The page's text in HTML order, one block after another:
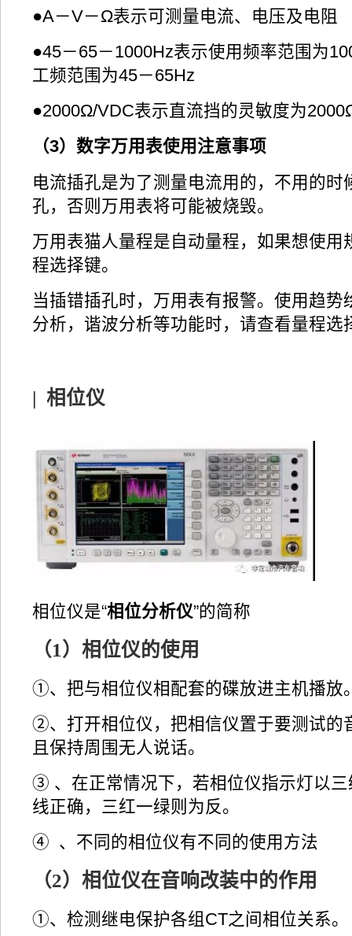
●A－V－Ω表示可测量电流、电压及电阻
●45－65－1000Hz表示使用频率范围为
工频范围为45－65Hz
●2000Ω/VDC表示直流挡的灵敏度为
（3）数字万用表使用注意事项
电流插孔是为了测量电流用的，不用的时
孔，否则万用表将可能被烧毁。
万用表猫人量程是自动量程，如果想使用
程选择键。
当插错插孔时，万用表有报警。使用趋势
分析，谐波分析等功能时，请查看量程选
| 相位仪
相位仪是“相位分析仪”的简称
（1）相位仪的使用
①、把与相位仪相配套的碟放进主机播放
②、打开相位仪，把相信仪置于要测试的
且保持周围无人说话。
③ 、在正常情况下，若相位仪指示灯以
线正确，三红一绿则为反。
④ 、不同的相位仪有不同的使用方法
（2）相位仪在音响改装中的作用
①、检测继电保护各组CT之间相位关系。